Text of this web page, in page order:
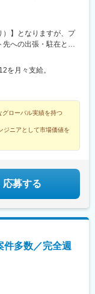
）】となりますが、プ
先への出張・駐在とな
を月々支給。
グローバル実績を持つ
ジニアとして市場価値を
応募する
件多数／完全週